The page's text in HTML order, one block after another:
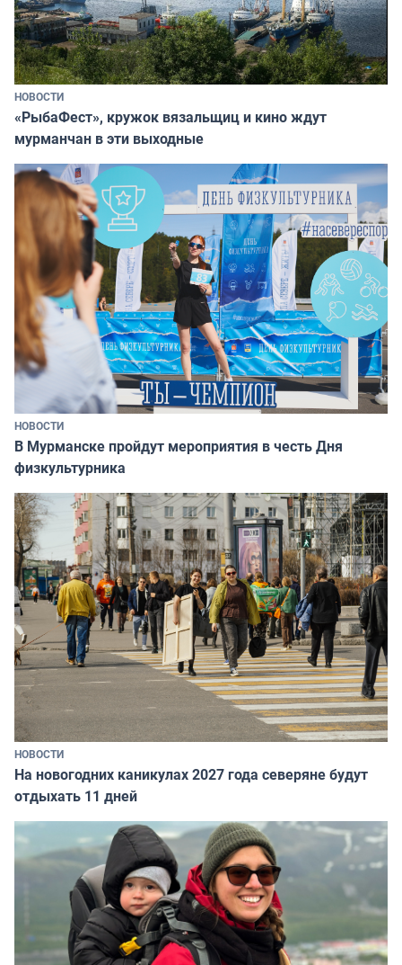
НОВОСТИ
«РыбаФест», кружок вязальщиц и кино ждут
мурманчан в эти выходные
НОВОСТИ
В Мурманске пройдут мероприятия в честь Дня
физкультурника
НОВОСТИ
На новогодних каникулах 2027 года северяне будут
отдыхать 11 дней